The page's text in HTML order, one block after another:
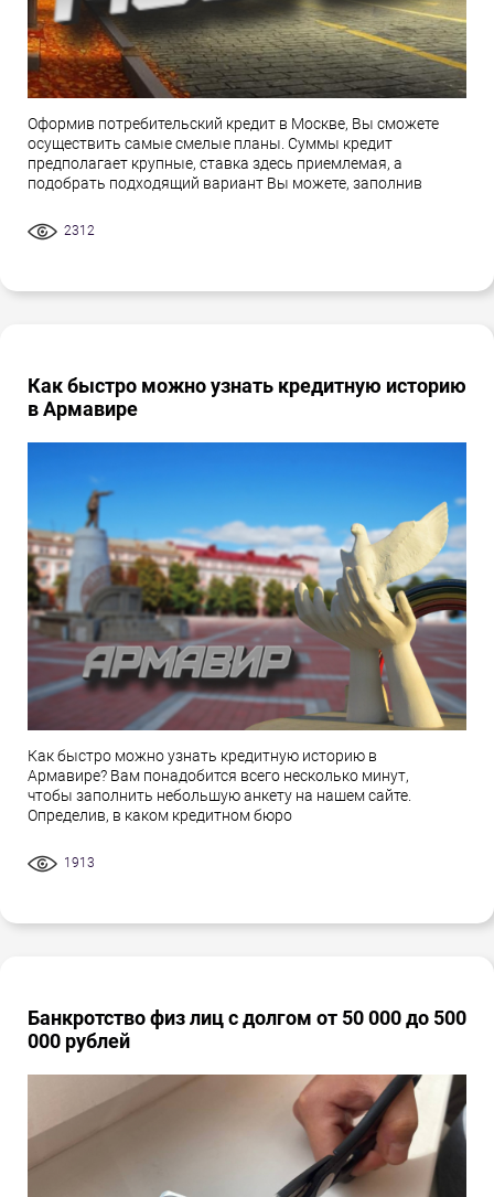
Оформив потребительский кредит в Москве, Вы сможете
осуществить самые смелые планы. Суммы кредит
предполагает крупные, ставка здесь приемлемая, а
подобрать подходящий вариант Вы можете, заполнив
2312
Как быстро можно узнать кредитную историю
в Армавире
Как быстро можно узнать кредитную историю в
Армавире? Вам понадобится всего несколько минут,
чтобы заполнить небольшую анкету на нашем сайте.
Определив, в каком кредитном бюро
1913
Банкротство физ лиц с долгом от 50 000 до 500
000 рублей